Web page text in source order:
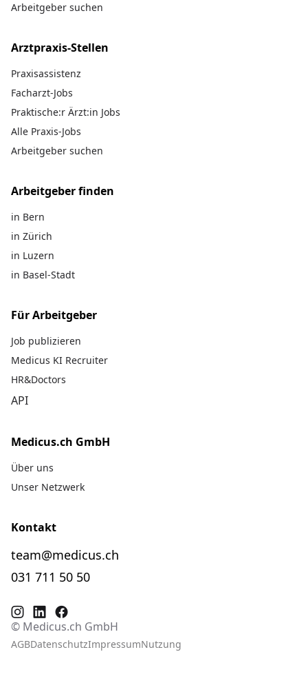
Arbeitgeber suchen
Arztpraxis-Stellen
Praxisassistenz
Facharzt-Jobs
Praktische:r Ärzt:in Jobs
Alle Praxis-Jobs
Arbeitgeber suchen
Arbeitgeber finden
in Bern
in Zürich
in Luzern
in Basel-Stadt
Für Arbeitgeber
Job publizieren
Medicus KI Recruiter
HR&Doctors
API
Medicus.ch GmbH
Über uns
Unser Netzwerk
Kontakt
team@medicus.ch
031 711 50 50
© Medicus.ch GmbH
AGBDatenschutzImpressumNutzung